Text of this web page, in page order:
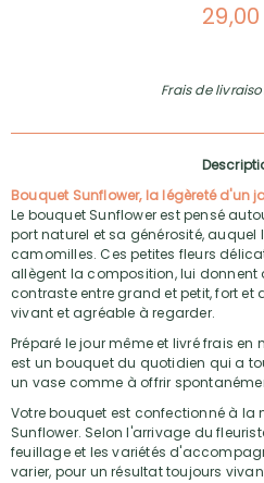
Frais de
Bouquet Sunflower, la légèreté d'un
Le bouquet Sunflower est pensé
port naturel et sa générosité, auquel
camomilles. Ces petites fleurs
allègent la composition, lui donnent
contraste entre grand et petit, fort et
vivant et agréable à regarder.
Préparé le jour même et livré frais en
est un bouquet du quotidien qui a
un vase comme à offrir
Votre bouquet est confectionné à la
Sunflower. Selon l'arrivage du
feuillage et les variétés
varier, pour un résultat toujours